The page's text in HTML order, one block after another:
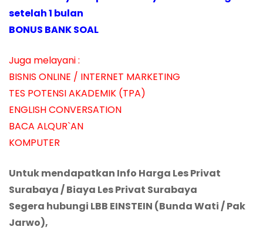
setelah 1 bulan
BONUS BANK SOAL
Juga melayani :
BISNIS ONLINE / INTERNET MARKETING
TES POTENSI AKADEMIK (TPA)
ENGLISH CONVERSATION
BACA ALQUR`AN
KOMPUTER
Untuk mendapatkan Info Harga Les Privat
Surabaya / Biaya Les Privat Surabaya
Segera hubungi LBB EINSTEIN (Bunda Wati / Pak
Jarwo),